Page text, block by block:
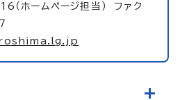
ホームページ担当） ファク